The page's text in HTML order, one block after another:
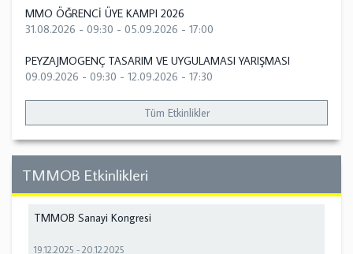
MMO ÖĞRENCİ ÜYE KAMPI 2026
31.08.2026 - 09:30 - 05.09.2026 - 17:00
PEYZAJMOGENÇ TASARIM VE UYGULAMASI YARIŞMASI
09.09.2026 - 09:30 - 12.09.2026 - 17:30
Tüm Etkinlikler
TMMOB Etkinlikleri
TMMOB Sanayi Kongresi
19.12.2025 -20.12.2025